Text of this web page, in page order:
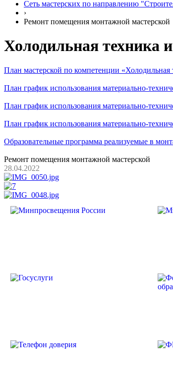
Сеть мастерских по направлению
›
Ремонт помещения монтажной мастерской
Холодильная техника
План мастерской по компетенции
План график использования материально-
План график использования материально-
План график использования материально-
Образовательные программа реализуемые в
Ремонт помещения монтажной мастерской
28.04.2022